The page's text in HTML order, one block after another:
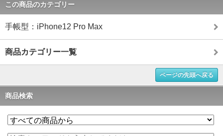
この商品のカテゴリー
手帳型：iPhone12 Pro Max
商品カテゴリー一覧
ページの先頭へ戻る
商品検索